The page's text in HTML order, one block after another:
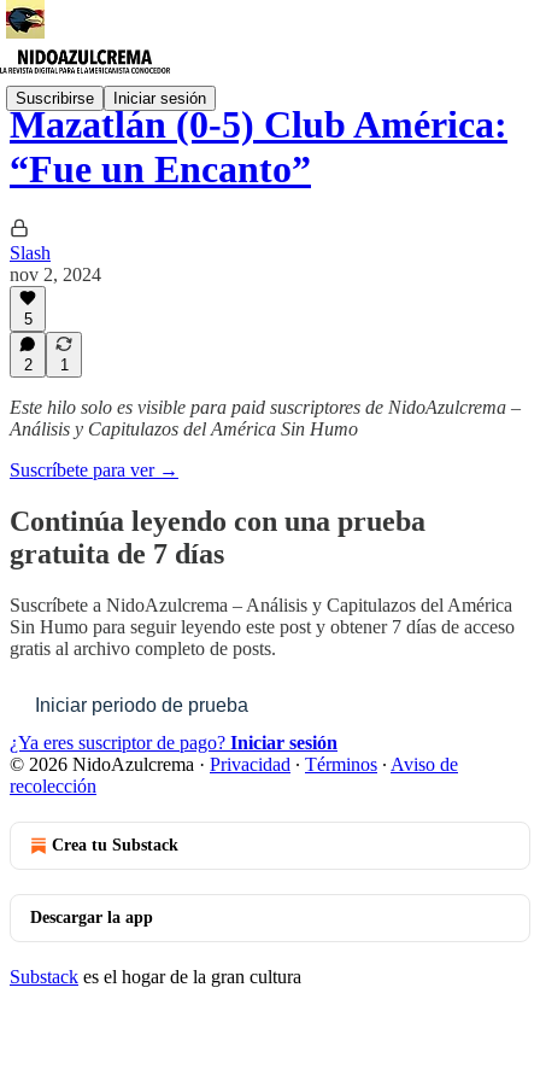
Suscribirse Iniciar sesión
Mazatlán (0-5) Club América:
“Fue un Encanto”
Slash
nov 2, 2024
5
2 1
Este hilo solo es visible para paid suscriptores de NidoAzulcrema –
Análisis y Capitulazos del América Sin Humo
Suscríbete para ver →
Continúa leyendo con una prueba
gratuita de 7 días
Suscríbete a NidoAzulcrema – Análisis y Capitulazos del América
Sin Humo para seguir leyendo este post y obtener 7 días de acceso
gratis al archivo completo de posts.
Iniciar periodo de prueba
¿Ya eres suscriptor de pago? Iniciar sesión
© 2026 NidoAzulcrema · Privacidad ∙ Términos ∙ Aviso de
recolección
Crea tu Substack
Descargar la app
Substack es el hogar de la gran cultura